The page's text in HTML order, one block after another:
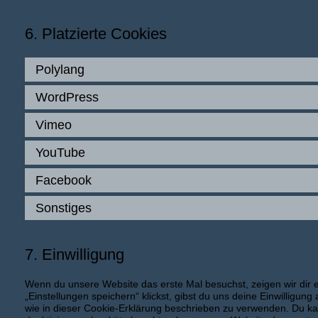
6. Platzierte Cookies
Polylang
WordPress
Vimeo
YouTube
Facebook
Sonstiges
7. Einwilligung
Wenn du unsere Website das erste Mal besuchst, zeigen wir
„Einstellungen speichern“ klickst, gibst du uns deine
wie in dieser Cookie-Erklärung beschrieben zu verwenden. Du